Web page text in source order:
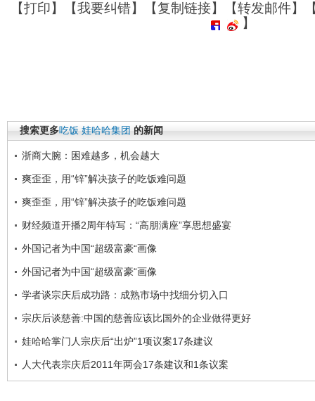
【打印】【我要纠错】【复制链接】【转发邮件】
】
搜索更多吃饭 娃哈哈集团 的新闻
浙商大腕：困难越多，机会越大
爽歪歪，用“锌”解决孩子的吃饭难问题
爽歪歪，用“锌”解决孩子的吃饭难问题
财经频道开播2周年特写：“高朋满座”享思想盛宴
外国记者为中国“超级富豪“画像
外国记者为中国“超级富豪“画像
学者谈宗庆后成功路：成熟市场中找细分切入口
宗庆后谈慈善:中国的慈善应该比国外的企业做得更好
娃哈哈掌门人宗庆后“出炉”1项议案17条建议
人大代表宗庆后2011年两会17条建议和1条议案